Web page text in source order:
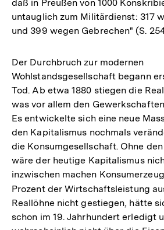
daß in Preußen von 1000
untauglich zum Militärdienst: 317
und 399 wegen Gebrechen" (S.
Der Durchbruch zur modernen
Wohlstandsgesellschaft begann
Tod. Ab etwa 1880 stiegen die
was vor allem den
Es entwickelte sich eine neue
den Kapitalismus nochmals
die Konsumgesellschaft. Ohne
wäre der heutige Kapitalismus
inzwischen machen
Prozent der Wirtschaftsleistung
Reallöhne nicht gestiegen, hätte
schon im 19. Jahrhundert erledigt